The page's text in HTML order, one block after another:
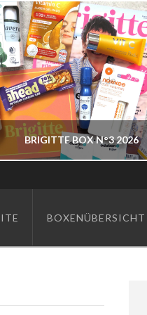
BRIGITTE BOX N°3 2026
BOXENWELT24
BOXENÜBERSICHT